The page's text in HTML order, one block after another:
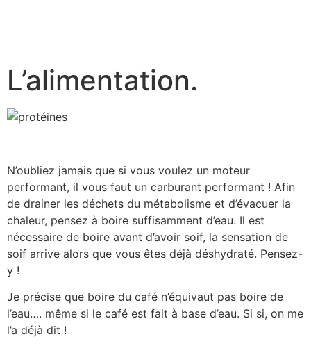
L’alimentation.
N’oubliez jamais que si vous voulez un moteur
performant, il vous faut un carburant performant ! Afin
de drainer les déchets du métabolisme et d’évacuer la
chaleur, pensez à boire suffisamment d’eau. Il est
nécessaire de boire avant d’avoir soif, la sensation de
soif arrive alors que vous êtes déjà déshydraté. Pensez-
y !
Je précise que boire du café n’équivaut pas boire de
l’eau…. même si le café est fait à base d’eau. Si si, on me
l’a déjà dit !